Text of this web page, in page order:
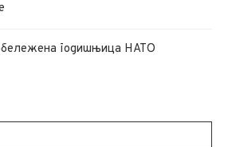
годишњица НАТО